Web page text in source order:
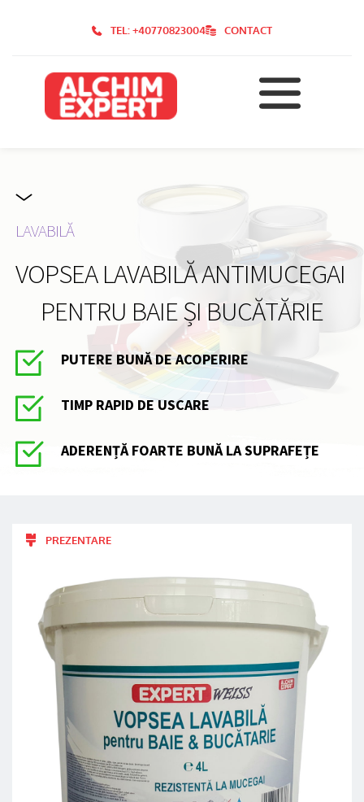
TEL: +40770823004 CONTACT
LAVABILĂ
VOPSEA LAVABILĂ ANTIMUCEGAI
PENTRU BAIE ȘI BUCĂTĂRIE
PUTERE BUNĂ DE ACOPERIRE
TIMP RAPID DE USCARE
ADERENȚĂ FOARTE BUNĂ LA SUPRAFEȚE
PREZENTARE